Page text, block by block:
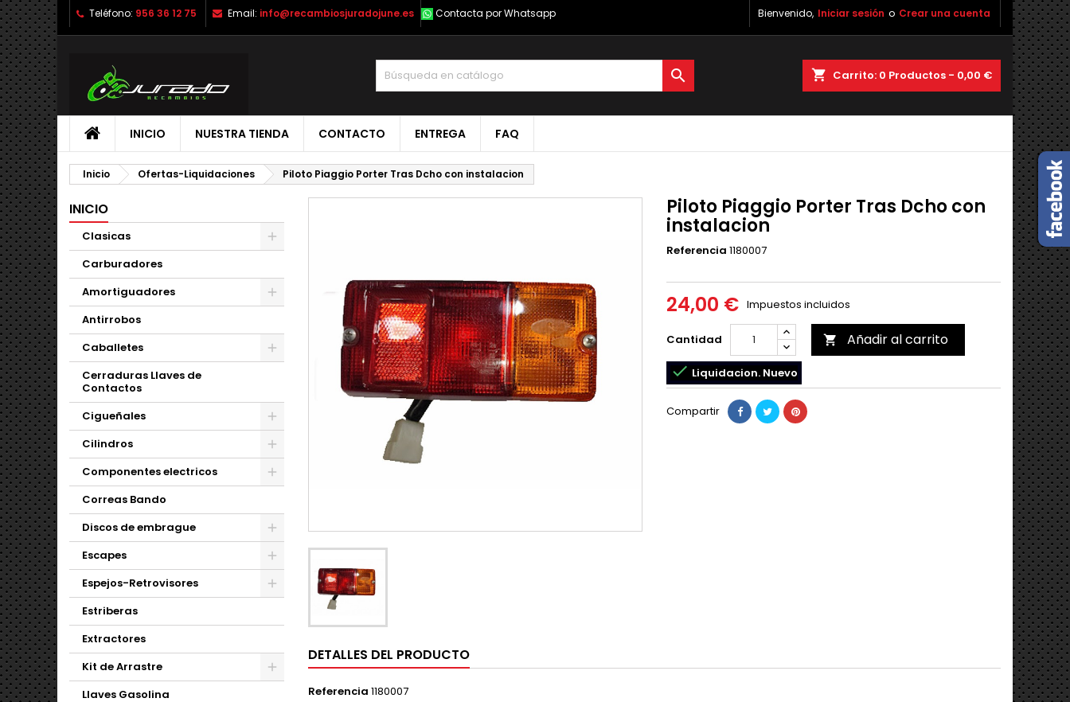
Teléfono: 956 36 12 75 Email: info@recambiosjuradojune.es Bienvenido, Iniciar sesión o Crear una cuenta
Contacta por Whatsapp
shopping_cart Carrito: 0 Productos - 0,00 €

INICIO NUESTRA TIENDA CONTACTO ENTREGA FAQ
Inicio Ofertas-Liquidaciones Piloto Piaggio Porter Tras Dcho con instalacion
INICIO
Clasicas
Carburadores
Amortiguadores
Antirrobos
Caballetes
Cerraduras Llaves de
Contactos
Cigueñales
Cilindros
Componentes electricos
Correas Bando
Discos de embrague
Escapes
Espejos-Retrovisores
Estriberas
Extractores
Kit de Arrastre
Llaves Gasolina
Piloto Piaggio Porter Tras Dcho con
instalacion
Referencia 1180007
24,00 € Impuestos incluidos
Cantidad  Añadir al carrito
 Liquidacion. Nuevo
Compartir
DETALLES DEL PRODUCTO
Referencia 1180007